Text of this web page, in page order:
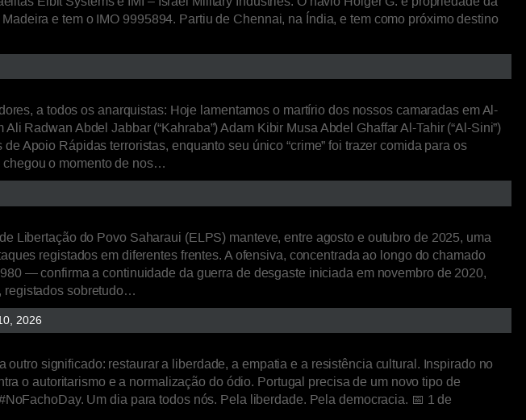
e tem o IMO 9995894. Partiu de Chennai, na Índia, e tem como próximo destino
a todos os anarquistas: Hoje lamentamos o martírio dos nossos camaradas em Al-
Radwan Abdel Jabbar (“Kahraba”) Adam Kibir Musa Abdel Ghaffar Al-Tahir (“Al-Sini”)
Apoio Rápidas terroristas, enquanto seu único “crime” foi trazer comida para os
chegou o momento de nos…
Libertação do Povo Saharaui (ELPS) manteve, entre agosto e outubro de 2025, uma
registados em diferentes frentes. A ofensiva, concentrada ao longo do chamado
— confirma a continuidade da guerra de desgaste iniciada em novembro de 2020,
registados sobretudo…
2026
significado: restaurar a liberdade, a empatia e a resistência cultural. Inspirado no
o autoritarismo e a normalização do ódio. Portugal precisa de um novo tipo de
Um dia para todos nós. Pela liberdade. Pela democracia. 📅 1 de